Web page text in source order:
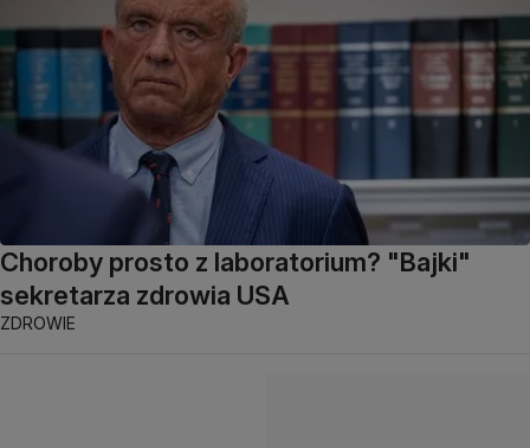
Choroby prosto z laboratorium? "Bajki"
sekretarza zdrowia USA
ZDROWIE